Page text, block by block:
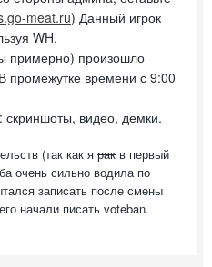
meat.ru) Данный игрок
WH.
примерно) произошло
промежутке времени с 9:00
скриншоты, видео, демки.
(так как я рак в первый
очень сильно водила по
записать после смены
начали писать voteban.